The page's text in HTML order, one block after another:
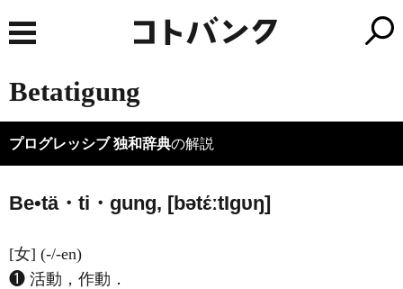
Betatigung
プログレッシブ 独和辞典の解説
Be•tä・ti・gung, [bətέːtIɡυŋ]
[女] (-/-en)
❶ 活動，作動．